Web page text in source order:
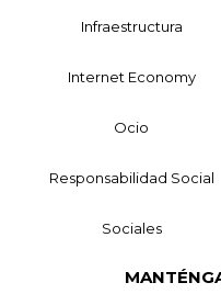
Infraestructura
Internet Economy
Ocio
Responsabilidad Social
Sociales